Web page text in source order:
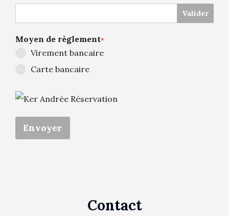
Valider
Moyen de règlement*
Virement bancaire
Carte bancaire
Envoyer
Contact